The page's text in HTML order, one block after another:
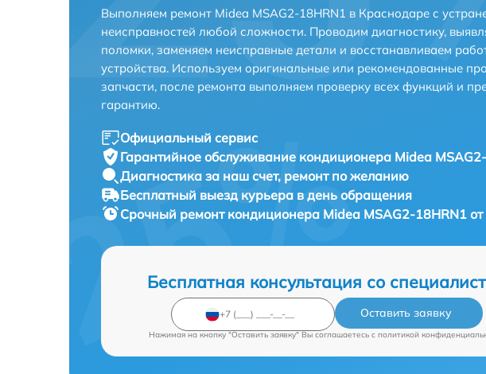
Выполняем ремонт Midea MSAG2-18HRN1 в Краснодаре с
неисправностей любой сложности. Проводим диагностику,
поломки, заменяем неисправные детали и восстанавливаем
устройства. Используем оригинальные или рекомендованные
запчасти, после ремонта выполняем проверку всех функций и
гарантию.
Официальный сервис
Гарантийное обслуживание кондиционера Midea
Диагностика за наш счет, ремонт по желанию
Бесплатный выезд курьера в день обращения
Срочный ремонт кондиционера Midea MSAG2-18HRN1
Бесплатная консультация со
Оставить заявку
Нажимая на кнопку "Оставить заявку" Вы соглашаетесь c политикой